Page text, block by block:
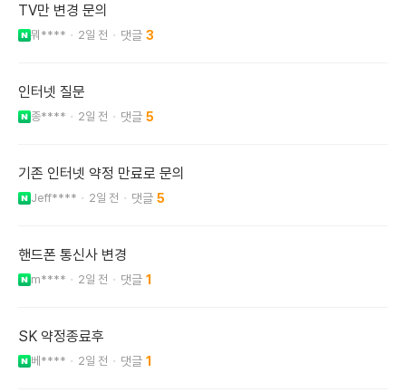
TV만 변경 문의
뭐**** 2일 전 3
인터넷 질문
종**** 2일 전 5
기존 인터넷 약정 만료로 문의
Jeff**** 2일 전 5
핸드폰 통신사 변경
m**** 2일 전 1
SK 약정종료후
베**** 2일 전 1